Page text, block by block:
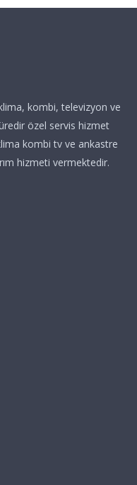
kombi, televizyon ve
özel servis hizmet
kombi tv ve ankastre
hizmeti vermektedir.